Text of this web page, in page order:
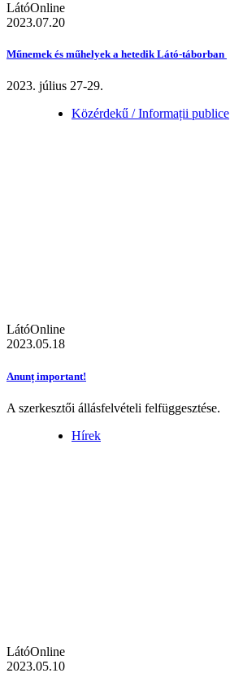
LátóOnline
2023.07.20
Műnemek és műhelyek a hetedik Látó-táborban
2023. július 27-29.
Közérdekű / Informații publice
LátóOnline
2023.05.18
Anunț important!
A szerkesztői állásfelvételi felfüggesztése.
Hírek
LátóOnline
2023.05.10